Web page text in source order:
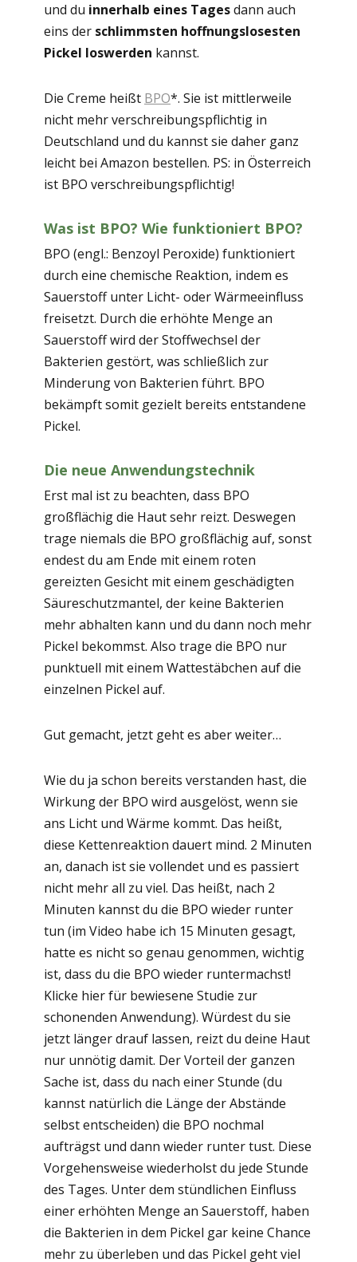
und du innerhalb eines Tagesdann auch
eins der schlimmsten hoffnungslosesten
Pickel loswerden kannst.
Die Creme heißt BPO*. Sie ist mittlerweile
nicht mehr verschreibungspflichtig in
Deutschland und du kannst sie daher ganz
leicht bei Amazon bestellen. PS: in Österreich
ist BPO verschreibungspflichtig!
Was ist BPO? Wie funktioniert BPO?
BPO (engl.: Benzoyl Peroxide) funktioniert
durch eine chemische Reaktion, indem es
Sauerstoff unter Licht- oder Wärmeeinfluss
freisetzt. Durch die erhöhte Menge an
Sauerstoff wird der Stoffwechsel der
Bakterien gestört, was schließlich zur
Minderung von Bakterien führt. BPO
bekämpft somit gezielt bereits entstandene
Pickel.
Die neue Anwendungstechnik
Erst mal ist zu beachten, dass BPO
großflächig die Haut sehr reizt. Deswegen
trage niemals die BPO großflächig auf, sonst
endest du am Ende mit einem roten
gereizten Gesicht mit einem geschädigten
Säureschutzmantel, der keine Bakterien
mehr abhalten kann und du dann noch mehr
Pickel bekommst. Also trage die BPO nur
punktuell mit einem Wattestäbchen auf die
einzelnen Pickel auf.
Gut gemacht, jetzt geht es aber weiter…
Wie du ja schon bereits verstanden hast, die
Wirkung der BPO wird ausgelöst, wenn sie
ans Licht und Wärme kommt. Das heißt,
diese Kettenreaktion dauert mind. 2 Minuten
an, danach ist sie vollendet und es passiert
nicht mehr all zu viel. Das heißt, nach 2
Minuten kannst du die BPO wieder runter
tun (im Video habe ich 15 Minuten gesagt,
hatte es nicht so genau genommen, wichtig
ist, dass du die BPO wieder runtermachst!
Klicke hier für bewiesene Studie zur
schonenden Anwendung). Würdest du sie
jetzt länger drauf lassen, reizt du deine Haut
nur unnötig damit. Der Vorteil der ganzen
Sache ist, dass du nach einer Stunde (du
kannst natürlich die Länge der Abstände
selbst entscheiden) die BPO nochmal
aufträgst und dann wieder runter tust. Diese
Vorgehensweise wiederholst du jede Stunde
des Tages. Unter dem stündlichen Einfluss
einer erhöhten Menge an Sauerstoff, haben
die Bakterien in dem Pickel gar keine Chance
mehr zu überleben und das Pickel geht viel